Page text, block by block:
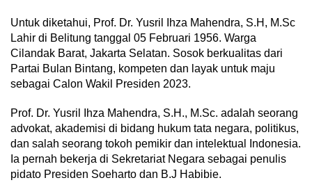
Untuk diketahui, Prof. Dr. Yusril Ihza Mahendra, S.H, M.Sc
Lahir di Belitung tanggal 05 Februari 1956. Warga
Cilandak Barat, Jakarta Selatan. Sosok berkualitas dari
Partai Bulan Bintang, kompeten dan layak untuk maju
sebagai Calon Wakil Presiden 2023.
Prof. Dr. Yusril Ihza Mahendra, S.H., M.Sc. adalah seorang
advokat, akademisi di bidang hukum tata negara, politikus,
dan salah seorang tokoh pemikir dan intelektual Indonesia.
Ia pernah bekerja di Sekretariat Negara sebagai penulis
pidato Presiden Soeharto dan B.J Habibie.